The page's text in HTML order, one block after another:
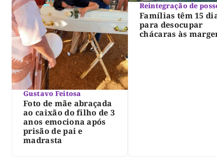
Gustavo Feitosa
Foto de mãe abraçada
ao caixão do filho de 3
anos emociona após
prisão de pai e
madrasta
Reintegração de
Famílias têm 15
para desocupar
chácaras às